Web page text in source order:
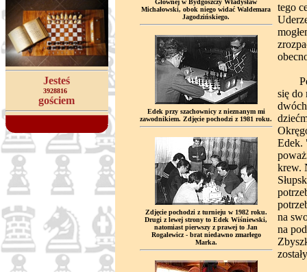
Jesteś
3928816
gościem
Głównej w Bydgoszczy Władysław
Michałowski, obok niego widać Waldemara
Jagodzińskiego.
Edek przy szachownicy z nieznanym mi
zawodnikiem. Zdjęcie pochodzi z 1981 roku.
Zdjęcie pochodzi z turnieju w 1982 roku.
Drugi z lewej strony to Edek Wiśniewski,
natomiast pierwszy z prawej to Jan
Rogalewicz - brat niedawno zmarłego
Marka.
tego
się do
Edek.
krew.
na
na